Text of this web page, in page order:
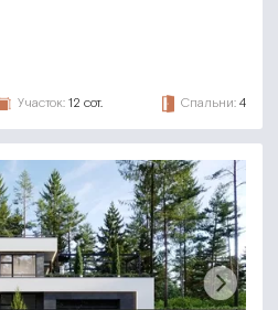
Участок: 12 сот. Спальни: 4